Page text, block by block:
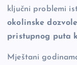
ključni problemi
okolinske
pristupnog puta
Mještani